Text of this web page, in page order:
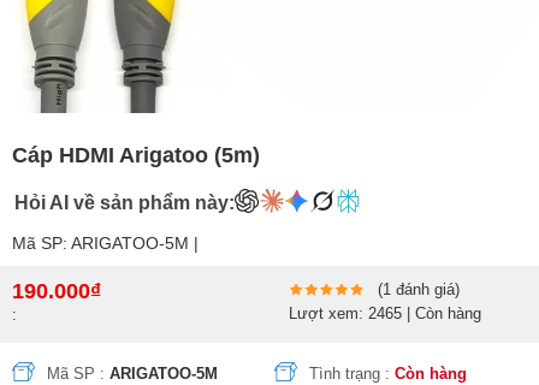
Cáp HDMI Arigatoo (5m)
Hỏi AI về sản phẩm này:
Mã SP: ARIGATOO-5M |
190.000₫
:
(1 đánh giá)
Lượt xem: 2465 | Còn hàng
Mã SP : ARIGATOO-5M Tình trạng :Còn hàng